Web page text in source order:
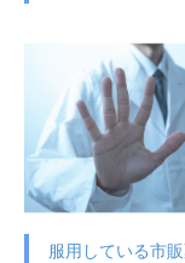
服用している市